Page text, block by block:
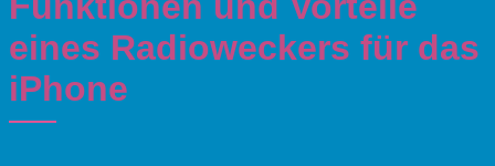
eines Radioweckers für das
iPhone